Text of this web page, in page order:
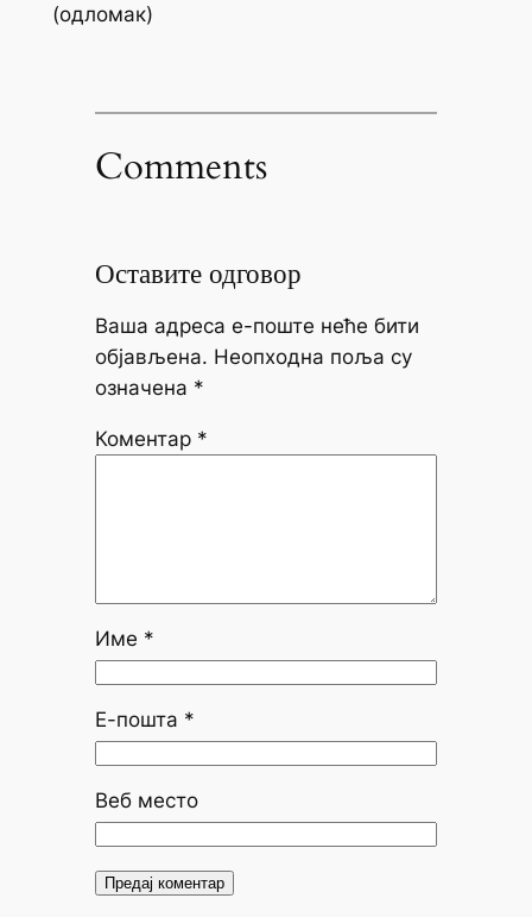
(одломак)
Comments
Оставите одговор
Ваша адреса е-поште неће бити
објављена. Неопходна поља су
означена *
Коментар *
Име *
Е-пошта *
Веб место